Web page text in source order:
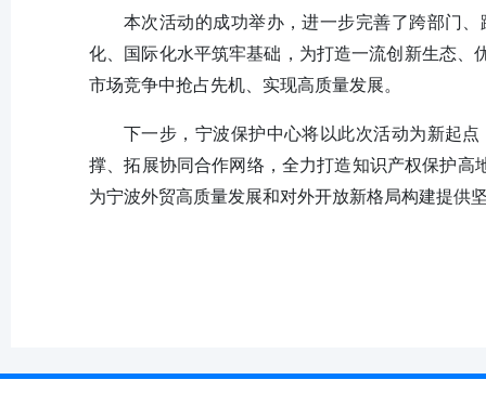
本次活动的成功举办，进一步完善了跨部门
化、国际化水平筑牢基础，为打造一流创新生态
市场竞争中抢占先机、实现高质量发展。
下一步，宁波保护中心将以此次活动为新起
撑、拓展协同合作网络，全力打造知识产权保护高
为宁波外贸高质量发展和对外开放新格局构建提供